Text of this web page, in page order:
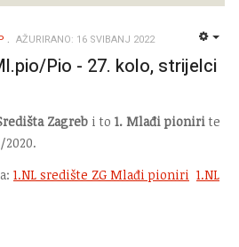
AŽURIRANO: 16 SVIBANJ 2022
Pio - 27. kolo, strijelci
Zagreb i to 1. Mlađi pionirite
2020.
1.NL središte ZG Mlađi pioniri 1.NL